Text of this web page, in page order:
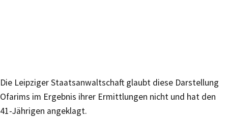
Die Leipziger Staatsanwaltschaft glaubt diese Darstellung
Ofarims im Ergebnis ihrer Ermittlungen nicht und hat den
41-Jährigen angeklagt.